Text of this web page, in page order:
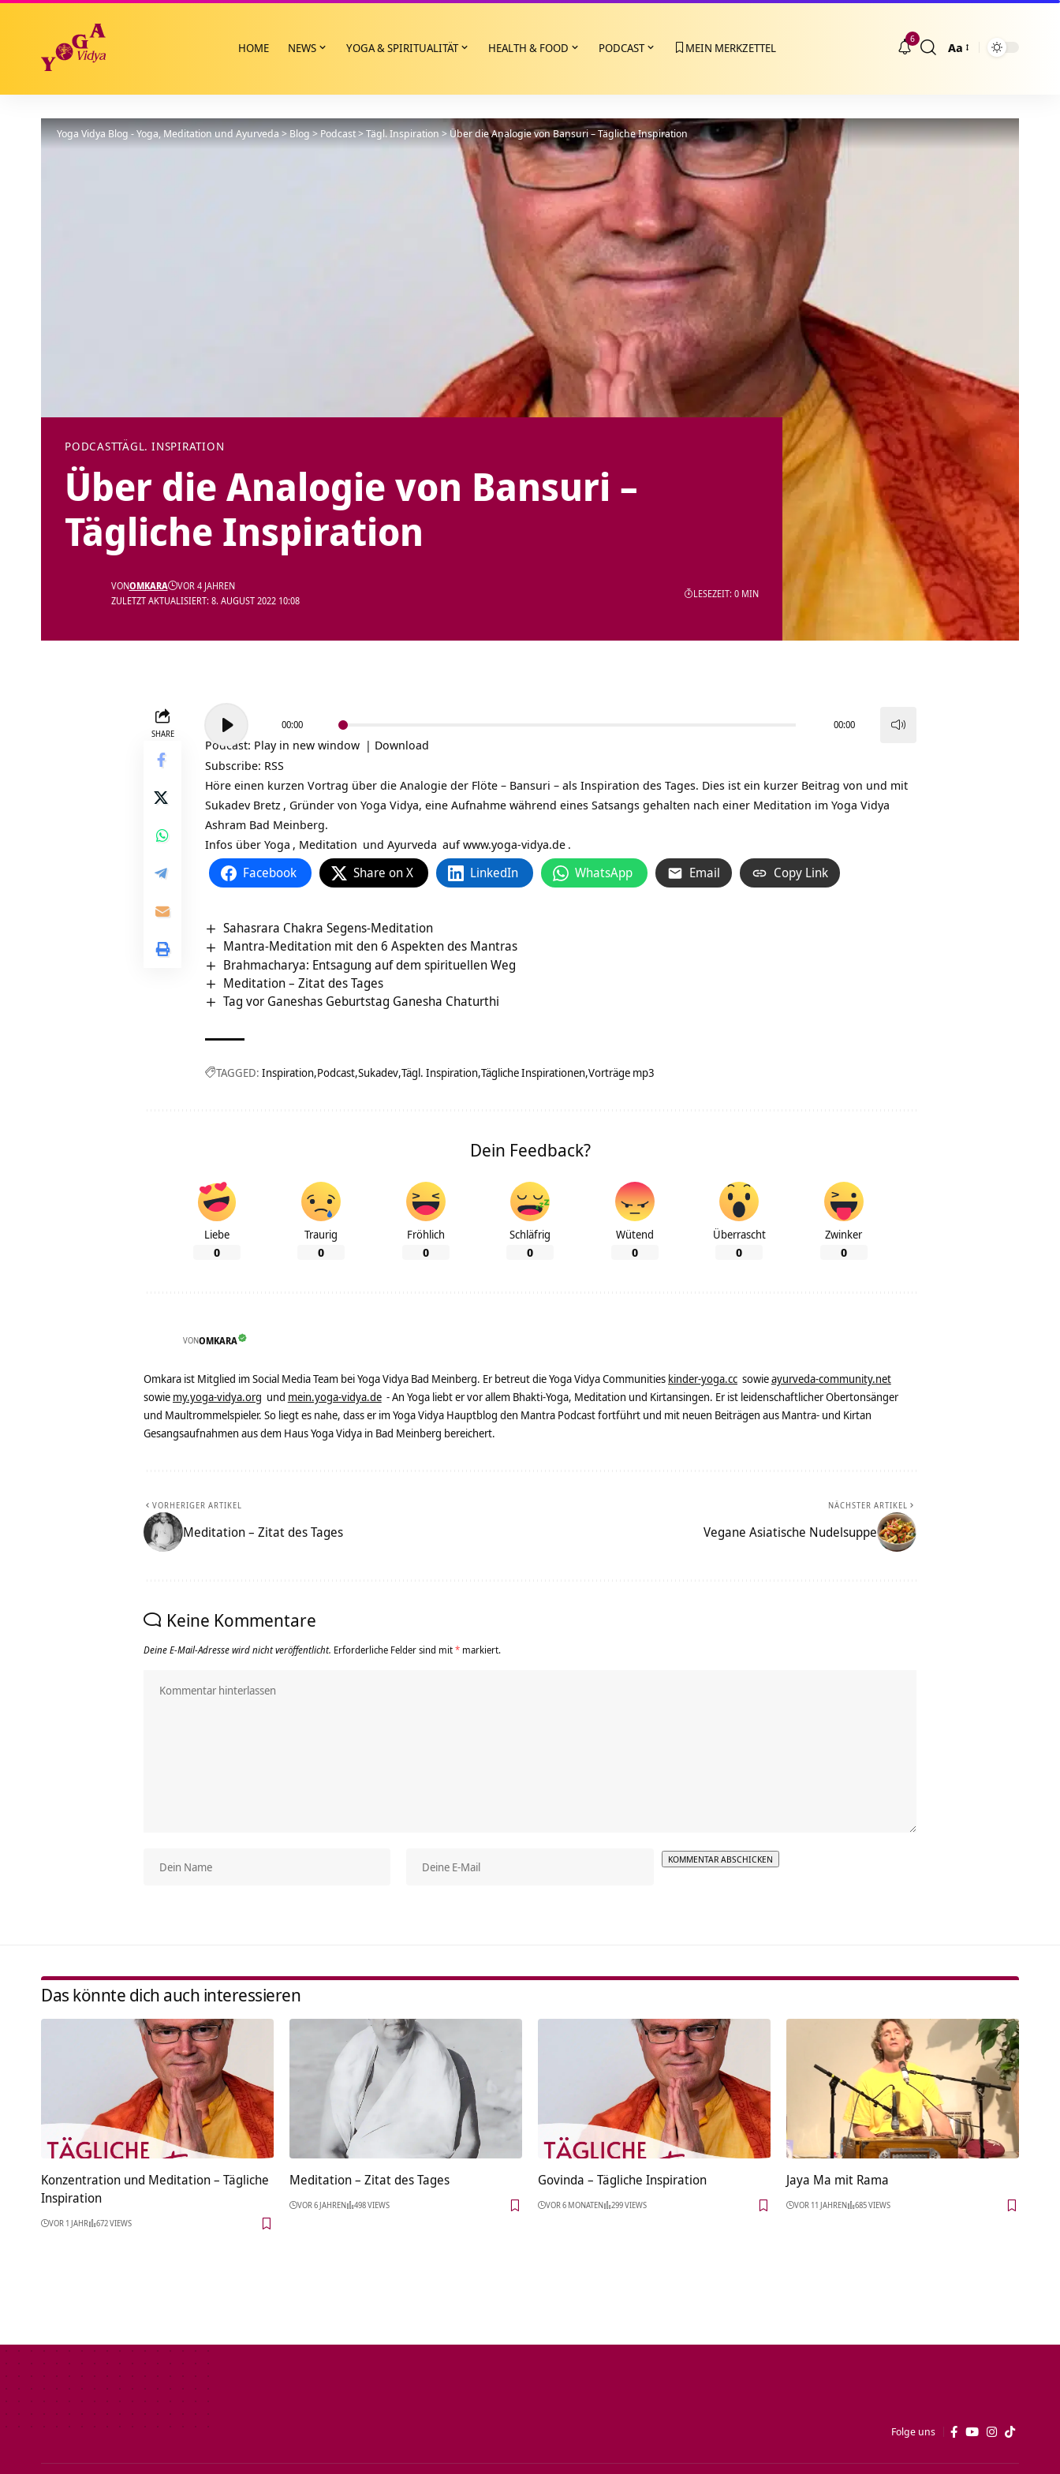
HOME NEWS YOGA & SPIRITUALITÄT HEALTH & FOOD PODCAST MEIN MERKZETTEL
6
Größenänderung
Aa
Yoga Vidya Blog - Yoga, Meditation und Ayurveda>Blog>Podcast>Tägl. Inspiration>Über die Analogie von Bansuri – Tägliche Inspiration
PODCASTTÄGL. INSPIRATION
Über die Analogie von Bansuri –
Tägliche Inspiration
ZULETZT AKTUALISIERT: 8. AUGUST 2022 10:08
VONOMKARA VOR 4 JAHREN
LESEZEIT: 0 MIN
SHARE
Audio-
Player
00:00 00:00
Podcast: Play in new window | Download
Subscribe: RSS
Höre einen kurzen Vortrag über die Analogie der Flöte – Bansuri – als Inspiration des Tages. Dies ist ein kurzer Beitrag von und mit
Sukadev Bretz , Gründer von Yoga Vidya, eine Aufnahme während eines Satsangs gehalten nach einer Meditation im Yoga Vidya
Ashram Bad Meinberg.
Infos über Yoga , Meditation und Ayurveda aufwww.yoga-vidya.de .
Facebook Share on X LinkedIn WhatsApp Email Copy Link
Sahasrara Chakra Segens-Meditation
Mantra-Meditation mit den 6 Aspekten des Mantras
Brahmacharya: Entsagung auf dem spirituellen Weg
Meditation – Zitat des Tages
Tag vor Ganeshas Geburtstag Ganesha Chaturthi
TAGGED: Inspiration Podcast Sukadev Tägl. Inspiration Tägliche Inspirationen Vorträge mp3
Dein Feedback?
Liebe
0
Traurig
0
Fröhlich
0
Schläfrig
0
Wütend
0
Überrascht
0
Zwinker
0
VONOMKARA
Omkara ist Mitglied im Social Media Team bei Yoga Vidya Bad Meinberg. Er betreut die Yoga Vidya Communities kinder-yoga.cc sowieayurveda-community.net
sowie my.yoga-vidya.org und mein.yoga-vidya.de - An Yoga liebt er vor allem Bhakti-Yoga, Meditation und Kirtansingen. Er ist leidenschaftlicher Obertonsänger
und Maultrommelspieler. So liegt es nahe, dass er im Yoga Vidya Hauptblog den Mantra Podcast fortführt und mit neuen Beiträgen aus Mantra- und Kirtan
Gesangsaufnahmen aus dem Haus Yoga Vidya in Bad Meinberg bereichert.
VORHERIGER ARTIKEL
Meditation – Zitat des Tages
NÄCHSTER ARTIKEL
Vegane Asiatische Nudelsuppe
Keine Kommentare
Deine E-Mail-Adresse wird nicht veröffentlicht. Erforderliche Felder sind mit* markiert.
Das könnte dich auch interessieren
Konzentration und Meditation – Tägliche
Inspiration
VOR 1 JAHR 672 VIEWS
Meditation – Zitat des Tages
VOR 6 JAHREN 498 VIEWS
Govinda – Tägliche Inspiration
VOR 6 MONATEN 299 VIEWS
Jaya Ma mit Rama
VOR 11 JAHREN 685 VIEWS
Folge uns